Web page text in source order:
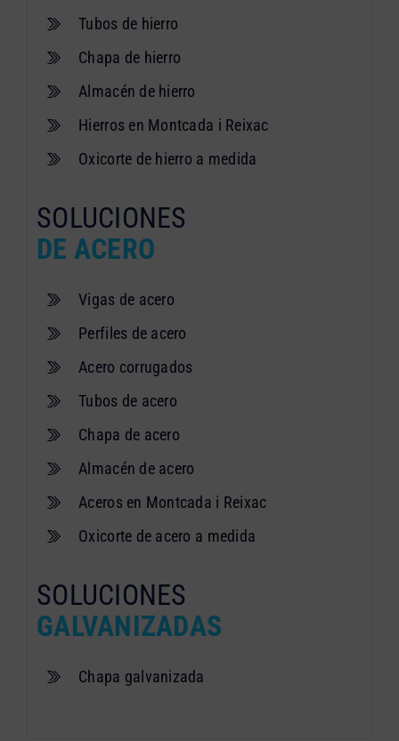
Tubos de hierro
Chapa de hierro
Almacén de hierro
Hierros en Montcada i Reixac
Oxicorte de hierro a medida
SOLUCIONES
DE ACERO
Vigas de acero
Perfiles de acero
Acero corrugados
Tubos de acero
Chapa de acero
Almacén de acero
Aceros en Montcada i Reixac
Oxicorte de acero a medida
SOLUCIONES
GALVANIZADAS
Chapa galvanizada